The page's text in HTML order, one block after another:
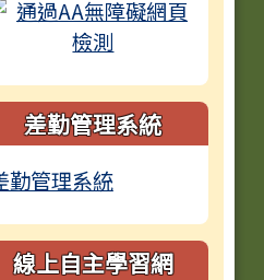
差勤管理系統
勤管理系統
線上自主學習網